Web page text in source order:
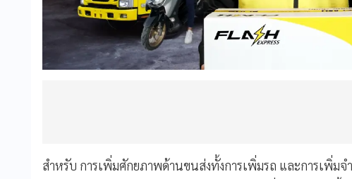
สำหรับ การเพิ่มศักยภาพด้านขนส่งทั้งการเพิ่มรถ และการเพิ่ม